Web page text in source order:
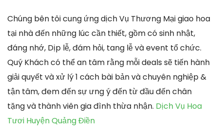
Chúng bên tôi cung ứng dịch Vụ Thương Mại giao hoa
tại nhà đến những lúc cần thiết, gồm có sinh nhật,
đáng nhớ, Dịp lễ, đám hỏi, tang lễ và event tổ chức.
Quý Khách có thể an tâm rằng mỗi deals sẽ tiến hành
giải quyết và xử lý 1 cách bài bản và chuyên nghiệp &
tận tâm, đem đến sự ưng ý đến từ đầu đến chân
tặng và thành viên gia đình thừa nhận. Dịch Vụ Hoa
Tươi Huyện Quảng Điền